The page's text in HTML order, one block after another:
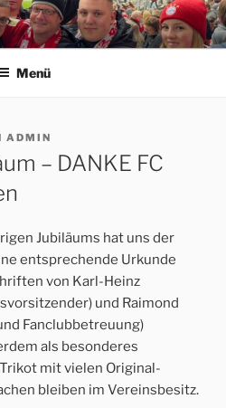
E.V.
Homepage des Erfurter FC Bayern
Menü
ADMIN
– DANKE FC
Jubiläums hat uns der
entsprechende Urkunde
von Karl-Heinz
und Raimond
Fanclubbetreuung)
als besonderes
mit vielen Original-
bleiben im Vereinsbesitz.